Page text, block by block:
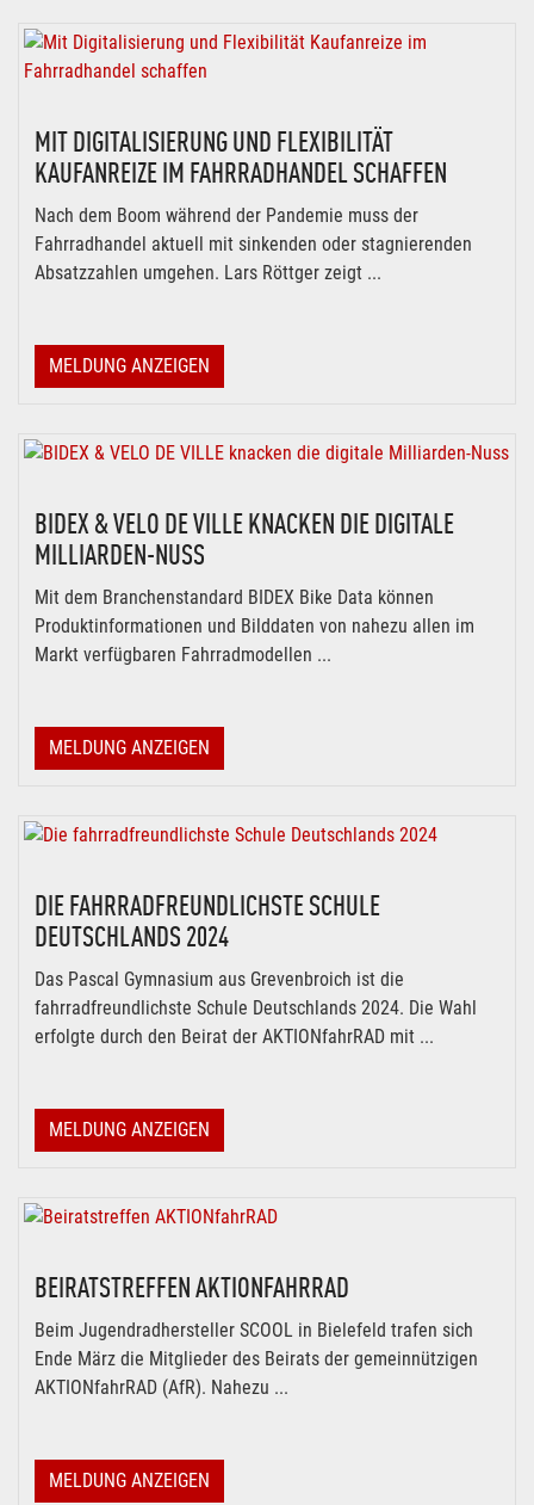
MIT DIGITALISIERUNG UND FLEXIBILITÄT
KAUFANREIZE IM FAHRRADHANDEL SCHAFFEN
Nach dem Boom während der Pandemie muss der
Fahrradhandel aktuell mit sinkenden oder stagnierenden
Absatzzahlen umgehen. Lars Röttger zeigt ...
MELDUNG ANZEIGEN
BIDEX & VELO DE VILLE KNACKEN DIE DIGITALE
MILLIARDEN-NUSS
Mit dem Branchenstandard BIDEX Bike Data können
Produktinformationen und Bilddaten von nahezu allen im
Markt verfügbaren Fahrradmodellen ...
MELDUNG ANZEIGEN
DIE FAHRRADFREUNDLICHSTE SCHULE
DEUTSCHLANDS 2024
Das Pascal Gymnasium aus Grevenbroich ist die
fahrradfreundlichste Schule Deutschlands 2024. Die Wahl
erfolgte durch den Beirat der AKTIONfahrRAD mit ...
MELDUNG ANZEIGEN
BEIRATSTREFFEN AKTIONFAHRRAD
Beim Jugendradhersteller SCOOL in Bielefeld trafen sich
Ende März die Mitglieder des Beirats der gemeinnützigen
AKTIONfahrRAD (AfR). Nahezu ...
MELDUNG ANZEIGEN